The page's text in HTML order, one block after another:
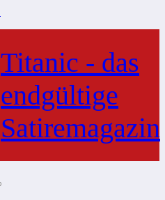
Titanic - das
endgültige
Satiremagazin